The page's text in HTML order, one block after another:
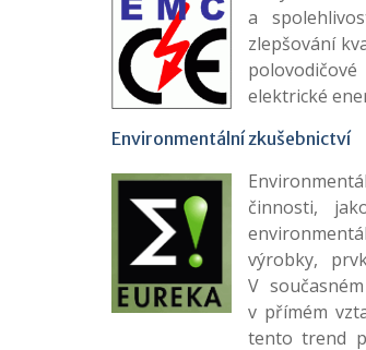
a
zlepšování
elektrické
Environmentální zkušebnictví
činnosti,
výrobky,
V
v přímém
tento trend